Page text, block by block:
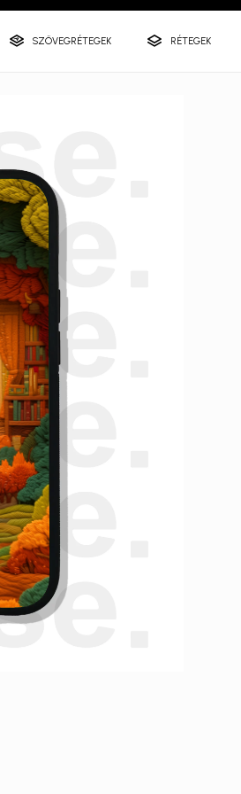
SZÖVEGRÉTEGEK RÉTEGEK